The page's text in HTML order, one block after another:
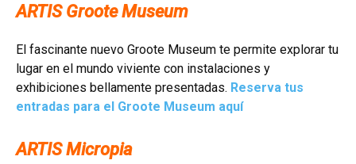
ARTIS Groote Museum
El fascinante nuevo Groote Museum te permite explorar tu
lugar en el mundo viviente con instalaciones y
exhibiciones bellamente presentadas. Reserva tus
entradas para el Groote Museum aquí
ARTIS Micropia